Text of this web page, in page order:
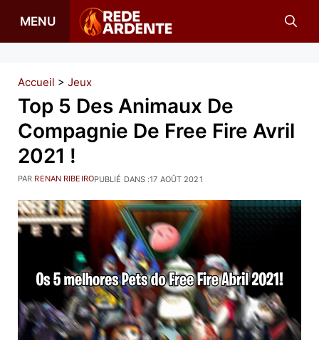
MENU
Accueil > Jeux
Top 5 Des Animaux De
Compagnie De Free Fire Avril
2021 !
PUBLIÉ DANS :17 AOÛT 2021
PAR RENAN RIBEIRO